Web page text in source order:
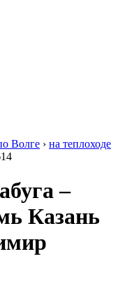
Волге › на теплоходе
–
Казань